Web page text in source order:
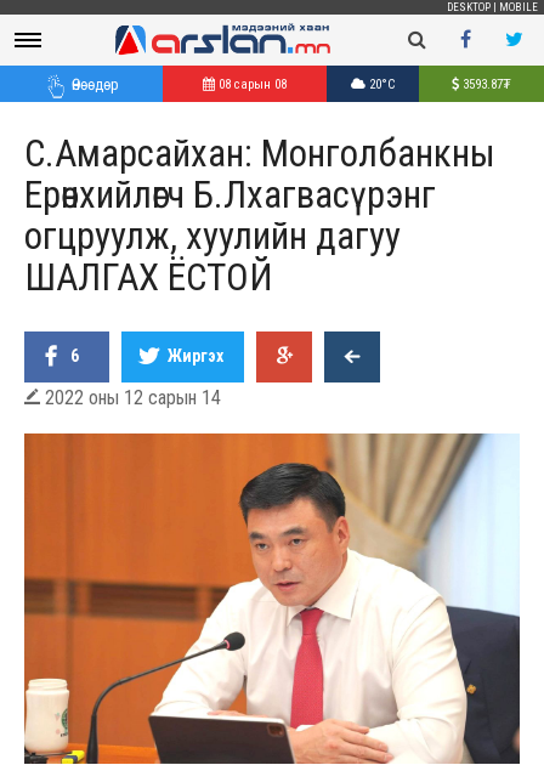
DESKTOP MOBILE
Өнөөдөр 08 сарын 08 20°C 3593.87₮
С.Амарсайхан: Монголбанкны
Ерөнхийлөгч Б.Лхагвасүрэнг
огцруулж, хуулийн дагуу
ШАЛГАХ ЁСТОЙ
6 Жиргэх
 2022 оны 12 сарын 14